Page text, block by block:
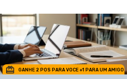
GANHE 2 POS PARA VOCE +1 PARA UM AMIGO